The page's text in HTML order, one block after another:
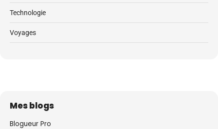
Technologie
Voyages
Mes blogs
Blogueur Pro